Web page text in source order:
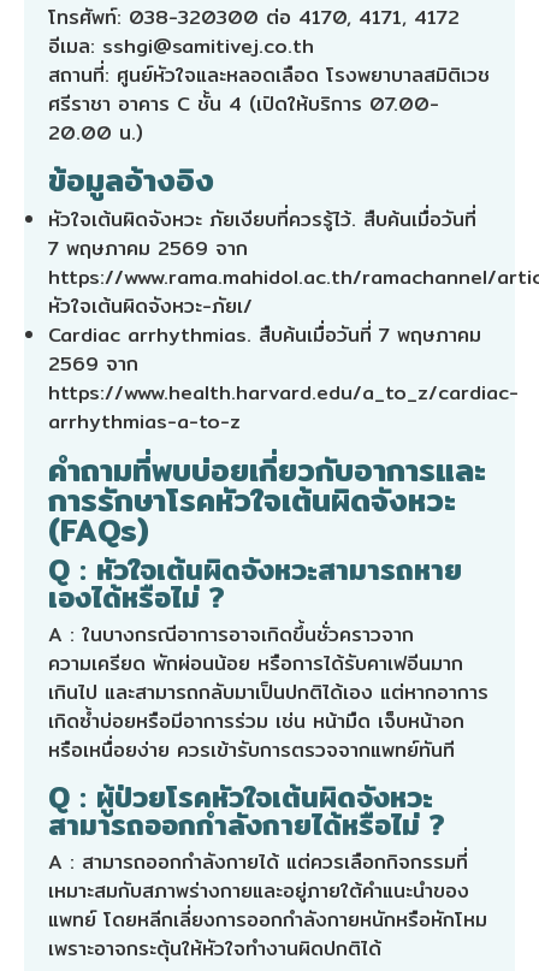
โทรศัพท์: 038-320300 ต่อ 4170, 4171, 4172
อีเมล: sshgi@samitivej.co.th
สถานที่: ศูนย์หัวใจและหลอดเลือด โรงพยาบาลสมิติเวช
ศรีราชา อาคาร C ชั้น 4 (เปิดให้บริการ 07.00-
20.00 น.)
ข้อมูลอ้างอิง
หัวใจเต้นผิดจังหวะ ภัยเงียบที่ควรรู้ไว้. สืบค้นเมื่อวันที่
7 พฤษภาคม 2569 จาก
https://www.rama.mahidol.ac.th/ramachannel/
หัวใจเต้นผิดจังหวะ-ภัยเ/
Cardiac arrhythmias. สืบค้นเมื่อวันที่ 7 พฤษภาคม
2569 จาก
https://www.health.harvard.edu/a_to_z/cardiac-
arrhythmias-a-to-z
คำถามที่พบบ่อยเกี่ยวกับอาการและ
การรักษาโรคหัวใจเต้นผิดจังหวะ
(FAQs)
Q : หัวใจเต้นผิดจังหวะสามารถหาย
เองได้หรือไม่ ?
A : ในบางกรณีอาการอาจเกิดขึ้นชั่วคราวจาก
ความเครียด พักผ่อนน้อย หรือการได้รับคาเฟอีนมาก
เกินไป และสามารถกลับมาเป็นปกติได้เอง แต่หากอาการ
เกิดซ้ำบ่อยหรือมีอาการร่วม เช่น หน้ามืด เจ็บหน้าอก
หรือเหนื่อยง่าย ควรเข้ารับการตรวจจากแพทย์ทันที
Q : ผู้ป่วยโรคหัวใจเต้นผิดจังหวะ
สามารถออกกำลังกายได้หรือไม่ ?
A : สามารถออกกำลังกายได้ แต่ควรเลือกกิจกรรมที่
เหมาะสมกับสภาพร่างกายและอยู่ภายใต้คำแนะนำของ
แพทย์ โดยหลีกเลี่ยงการออกกำลังกายหนักหรือหักโหม
เพราะอาจกระตุ้นให้หัวใจทำงานผิดปกติได้